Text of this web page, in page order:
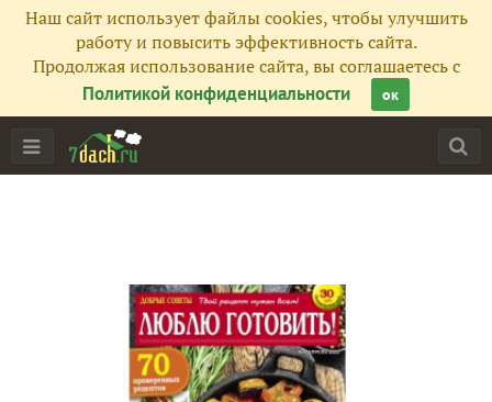
Наш сайт использует файлы cookies, чтобы улучшить
работу и повысить эффективность сайта.
Продолжая использование сайта, вы соглашаетесь с
Политикой конфиденциальности
ок
Все публикации
Сейчас обсуждают